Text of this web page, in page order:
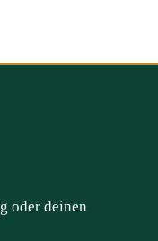
oder deinen